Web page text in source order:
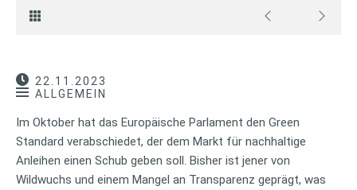
22.11.2023
ALLGEMEIN
Im Oktober hat das Europäische Parlament den Green
Standard verabschiedet, der dem Markt für nachhaltige
Anleihen einen Schub geben soll. Bisher ist jener von
Wildwuchs und einem Mangel an Transparenz geprägt, was